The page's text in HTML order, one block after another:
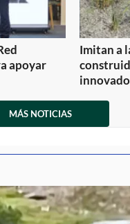
apoyar
Imitan a
MÁS NOTICIAS